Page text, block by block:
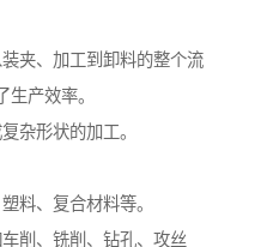
夹、加工到卸料的整个流
产效率。
杂形状的加工。
料、复合材料等。
削、铣削、钻孔、攻丝